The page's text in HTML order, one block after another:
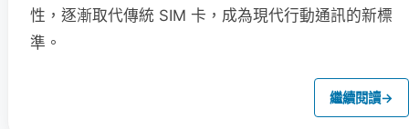
性，逐漸取代傳統 SIM 卡，成為現代行動通訊的新標
準。
繼續閱讀→